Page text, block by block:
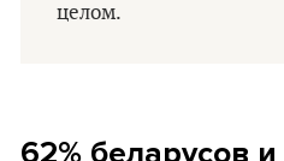
целом.
62% беларусов